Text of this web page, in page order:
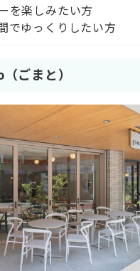
を楽しみたい方
でゆっくりしたい方
ごまと）